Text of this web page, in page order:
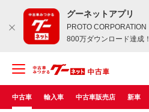
グーネットアプリ
PROTO CORPORATION
800万ダウンロード達成！
中古車 輸入車 中古車販売店 新車